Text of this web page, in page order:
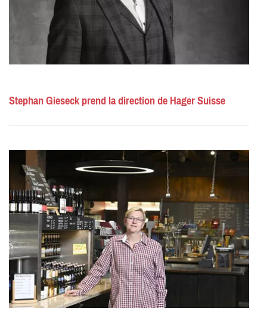
Stephan Gieseck prend la direction de Hager Suisse